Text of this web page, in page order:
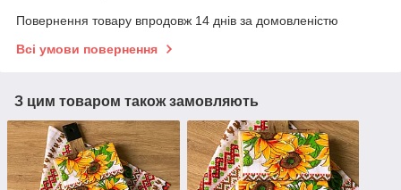
Повернення товару впродовж 14 днів за домовленістю
Всі умови повернення
З цим товаром також замовляють